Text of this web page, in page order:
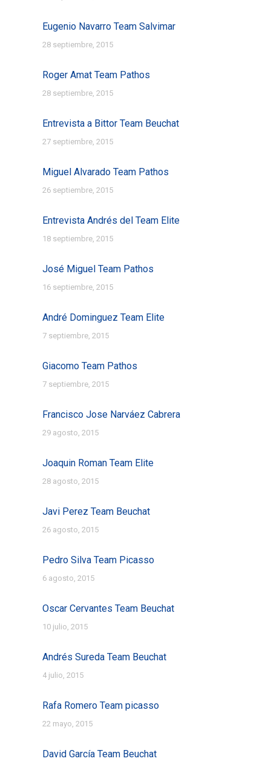
Eugenio Navarro Team Salvimar
28 septiembre, 2015
Roger Amat Team Pathos
28 septiembre, 2015
Entrevista a Bittor Team Beuchat
27 septiembre, 2015
Miguel Alvarado Team Pathos
26 septiembre, 2015
Entrevista Andrés del Team Elite
18 septiembre, 2015
José Miguel Team Pathos
16 septiembre, 2015
André Dominguez Team Elite
7 septiembre, 2015
Giacomo Team Pathos
7 septiembre, 2015
Francisco Jose Narváez Cabrera
29 agosto, 2015
Joaquin Roman Team Elite
28 agosto, 2015
Javi Perez Team Beuchat
26 agosto, 2015
Pedro Silva Team Picasso
6 agosto, 2015
Oscar Cervantes Team Beuchat
10 julio, 2015
Andrés Sureda Team Beuchat
4 julio, 2015
Rafa Romero Team picasso
22 mayo, 2015
David García Team Beuchat